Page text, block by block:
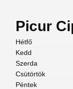
Picur
Hétfő
Kedd
Szerda
Csütörtök
Péntek